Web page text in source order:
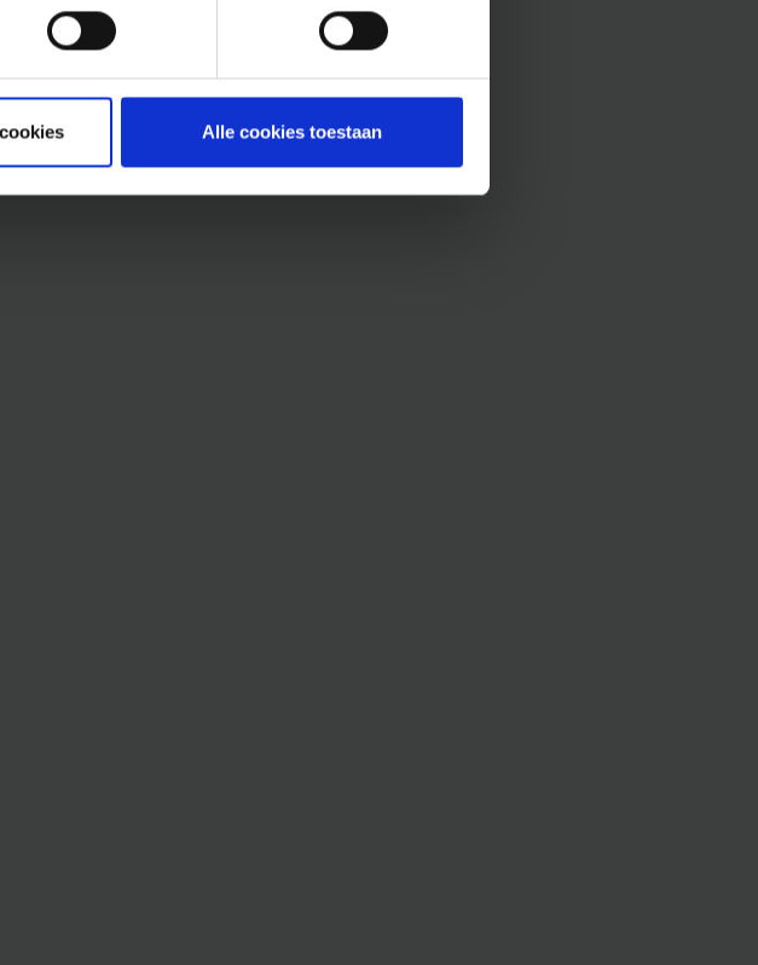
Alle cookies toestaan